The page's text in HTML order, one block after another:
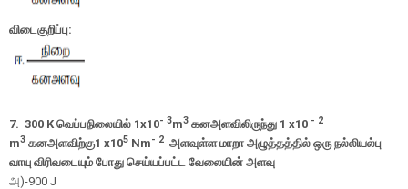
விடைகுறிப்பு:
7. 300 Kவெப்பநிலையில் 1x10- 3m3 கனஅளவிலிருந்து 1 x10 - 2
m3 கனஅளவிற்கு1 x105 Nm- 2 அளவுள்ள மாறா அழுத்தத்தில் ஒரு நல்லியல்பு
வாயு விரிவடையும் போது செய்யப்பட்ட வேலையின் அளவு
அ)-900 J